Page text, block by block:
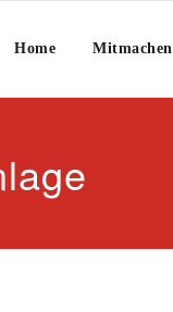
Home Mitmachen